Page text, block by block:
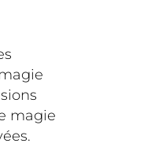
magie